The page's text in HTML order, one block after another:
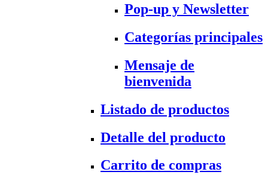
Pop-up y Newsletter
Categorías principales
Mensaje de
bienvenida
Listado de productos
Detalle del producto
Carrito de compras